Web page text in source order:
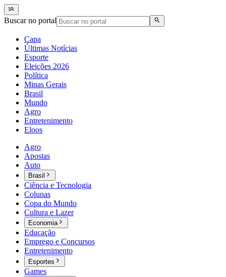
Buscar no portal
Capa
Últimas Notícias
Esporte
Eleições 2026
Política
Minas Gerais
Brasil
Mundo
Agro
Entretenimento
Eloos
Agro
Apostas
Auto
Brasil
Ciência e Tecnologia
Colunas
Copa do Mundo
Cultura e Lazer
Economia
Educação
Emprego e Concursos
Entretenimento
Esportes
Games